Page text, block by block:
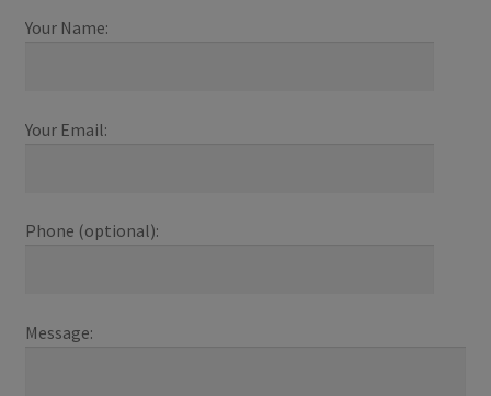
Your Name:
Your Email:
Phone (optional):
Message: